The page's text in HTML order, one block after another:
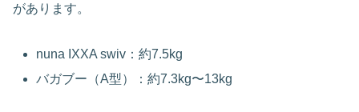
があります。
nuna IXXA swiv：約7.5kg
バガブー（A型）：約7.3kg〜13kg